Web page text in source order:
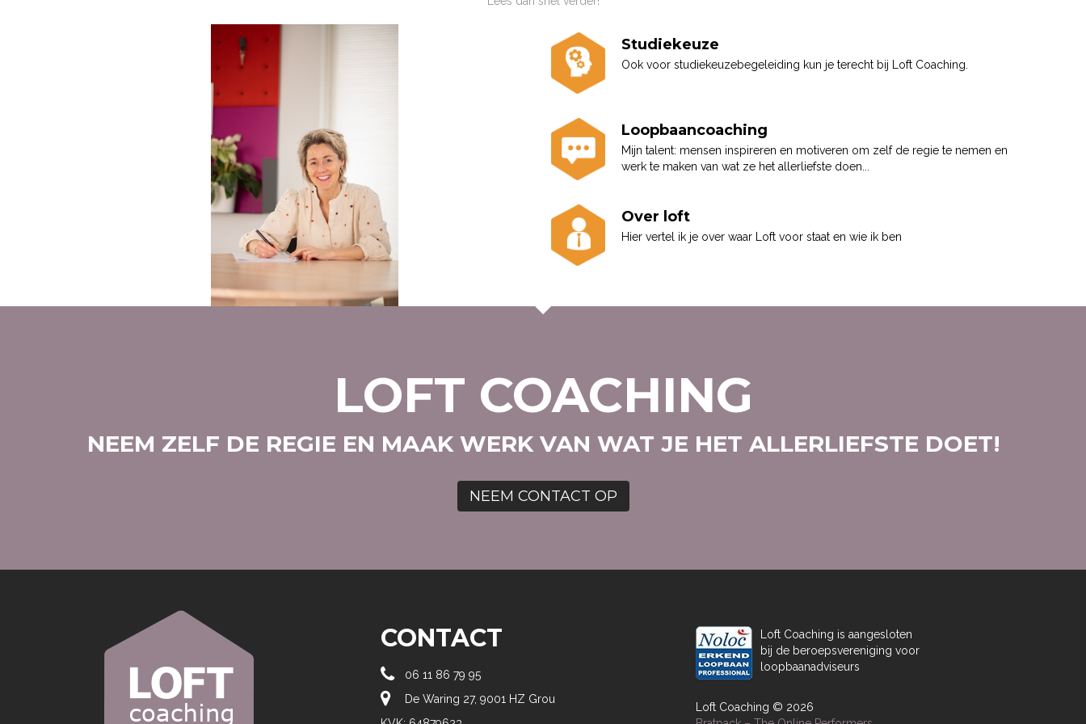
Studiekeuze
Ook voor studiekeuzebegeleiding kun je terecht bij Loft Coaching.
Loopbaancoaching
Mijn talent: mensen inspireren en motiveren om zelf de regie te nemen en
werk te maken van wat ze het allerliefste doen...
Over loft
Hier vertel ik je over waar Loft voor staat en wie ik ben
LOFT COACHING
NEEM ZELF DE REGIE EN MAAK WERK VAN WAT JE HET ALLERLIEFSTE DOET!
NEEM CONTACT OP
CONTACT
 06 11 86 79 95

De Waring 27, 9001 HZ Grou
Loft Coaching is aangesloten
bij de beroepsvereniging voor
loopbaanadviseurs
Loft Coaching © 2026